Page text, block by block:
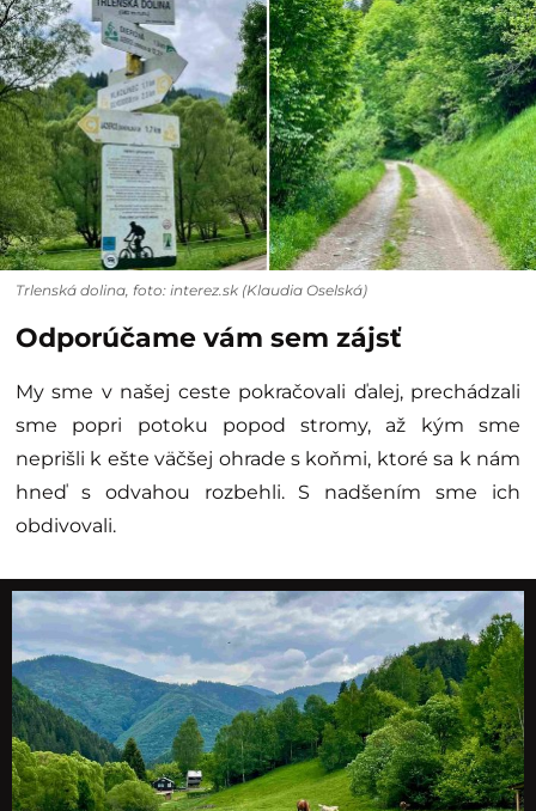
Trlenská dolina, foto: interez.sk (Klaudia Oselská)
Odporúčame vám sem zájsť
My sme v našej ceste pokračovali ďalej, prechádzali
sme popri potoku popod stromy, až kým sme
neprišli k ešte väčšej ohrade s koňmi, ktoré sa k nám
hneď s odvahou rozbehli. S nadšením sme ich
obdivovali.